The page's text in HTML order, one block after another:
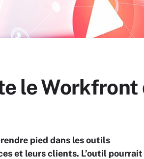
le Workfront
pied dans les outils
et leurs clients. L’outil pourrait